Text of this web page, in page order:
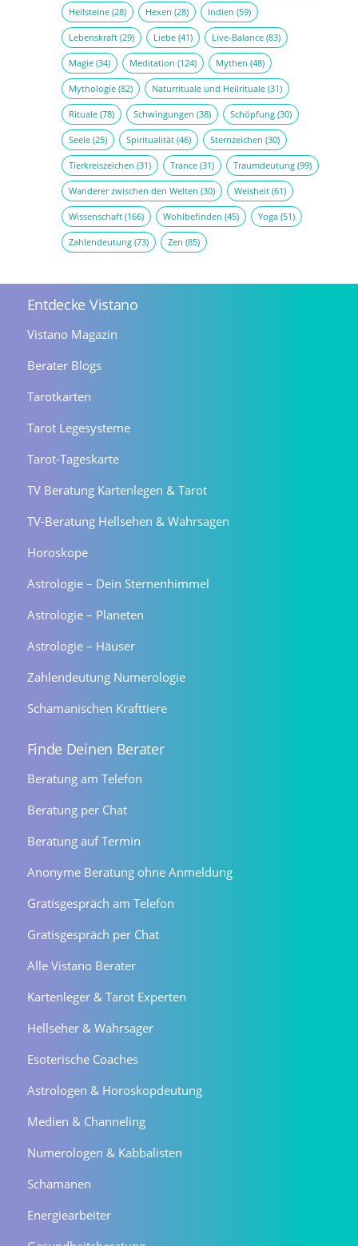
Heilsteine(28) Hexen (28) Indien (59)
Lebenskraft(29) Liebe(41) Live-Balance(83)
Magie(34) Meditation (124) Mythen (48)
Mythologie(82) Naturrituale und Heilrituale(31)
Rituale(78) Schwingungen (38) Schöpfung(30)
Seele(25) Spiritualität(46) Sternzeichen (30)
Tierkreiszeichen (31) Trance(31) Traumdeutung(99)
Wanderer zwischen den Welten (30) Weisheit(61)
Wissenschaft(166) Wohlbefinden (45) Yoga(51)
Zahlendeutung(73) Zen (85)
Entdecke Vistano
Vistano Magazin
Berater Blogs
Tarotkarten
Tarot Legesysteme
Tarot-Tageskarte
TV Beratung Kartenlegen & Tarot
TV-Beratung Hellsehen & Wahrsagen
Horoskope
Astrologie – Dein Sternenhimmel
Astrologie – Planeten
Astrologie – Häuser
Zahlendeutung Numerologie
Schamanischen Krafttiere
Finde Deinen Berater
Beratung am Telefon
Beratung per Chat
Beratung auf Termin
Anonyme Beratung ohne Anmeldung
Gratisgespräch am Telefon
Gratisgespräch per Chat
Alle Vistano Berater
Kartenleger & Tarot Experten
Hellseher & Wahrsager
Esoterische Coaches
Astrologen & Horoskopdeutung
Medien & Channeling
Numerologen & Kabbalisten
Schamanen
Energiearbeiter